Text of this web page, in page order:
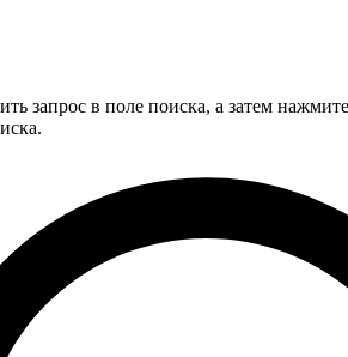
запрос в поле поиска, а затем